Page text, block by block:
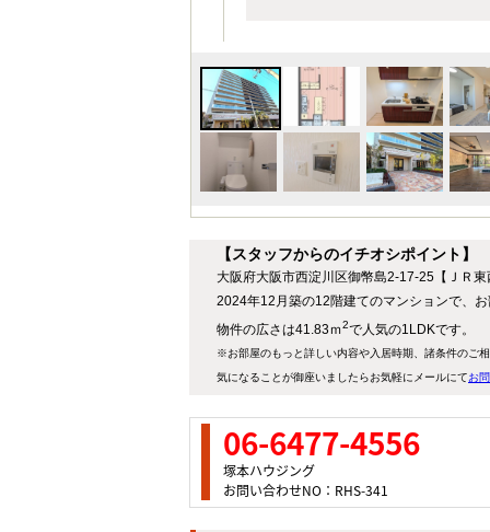
【スタッフからのイチオシポイント】
大阪府大阪市西淀川区御幣島2-17-25【ＪＲ
2024年12月築の12階建てのマンションで、
物件の広さは41.83ｍ2で人気の1LDKです。
※お部屋のもっと詳しい内容や入居時期、諸条件のご
気になることが御座いましたらお気軽にメールにてお
06-6477-4556
塚本ハウジング
お問い合わせNO：RHS-341